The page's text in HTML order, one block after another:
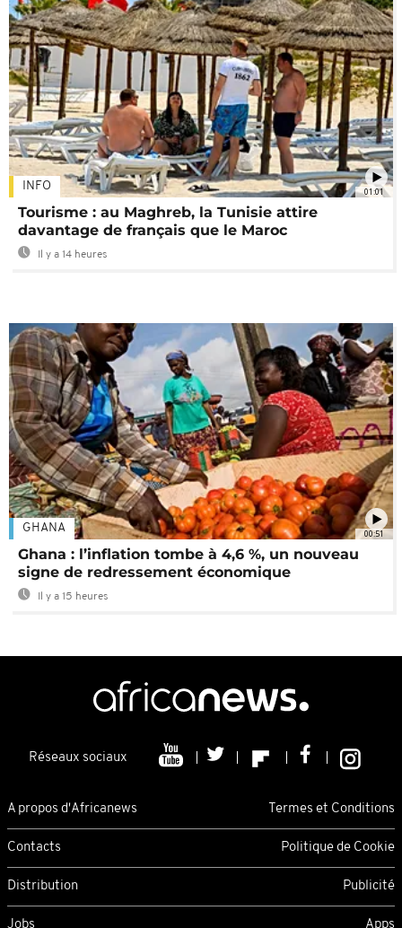
01:01
INFO
Tourisme : au Maghreb, la Tunisie attire
davantage de français que le Maroc
Il y a 14 heures
00:51
GHANA
Ghana : l’inflation tombe à 4,6 %, un nouveau
signe de redressement économique
Il y a 15 heures
Réseaux sociaux
A propos d'Africanews Termes et Conditions
Contacts Politique de Cookie
Distribution Publicité
Jobs Apps